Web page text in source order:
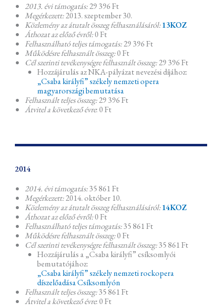
2013. évi támogatás:29 396 Ft
Megérkezett:2013. szeptember 30.
Közlemény az átutalt összeg felhasználásáról:13KOZ
Áthozat az előző évről:0 Ft
Felhasználható teljes támogatás:29 396 Ft
Működésre felhasznált összeg:0 Ft
Cél szerinti tevékenységre felhasznált összeg:29 396 Ft
Hozzájárulás az NKA-pályázat nevezési díjához:
„Csaba királyfi” székely nemzeti opera
magyarországi bemutatása
Felhasznált teljes összeg:29 396 Ft
Átvitel a következő évre: 0 Ft
2014
2014. évi támogatás:35 861 Ft
Megérkezett:2014. október 10.
Közlemény az átutalt összeg felhasználásáról:14KOZ
Áthozat az előző évről:0 Ft
Felhasználható teljes támogatás:35 861 Ft
Működésre felhasznált összeg:0 Ft
Cél szerinti tevékenységre felhasznált összeg:35 861 Ft
Hozzájárulás a „Csaba királyfi” csíksomlyói
bemutatójához:
„Csaba királyfi” székely nemzeti rockopera
díszelőadása Csíksomlyón
Felhasznált teljes összeg:35 861 Ft
Átvitel a következő évre: 0 Ft